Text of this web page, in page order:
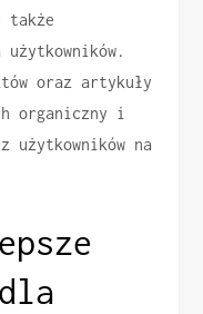
także
oraz artykuły
organiczny i
użytkowników na